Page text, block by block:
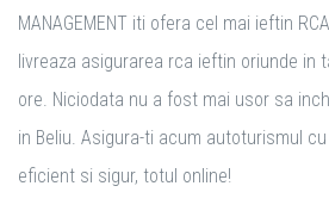
MANAGEMENT iti ofera cel mai ieftin
livreaza asigurarea rca ieftin oriunde in
ore. Niciodata nu a fost mai usor sa
in Beliu. Asigura-ti acum autoturismul
eficient si sigur, totul online!